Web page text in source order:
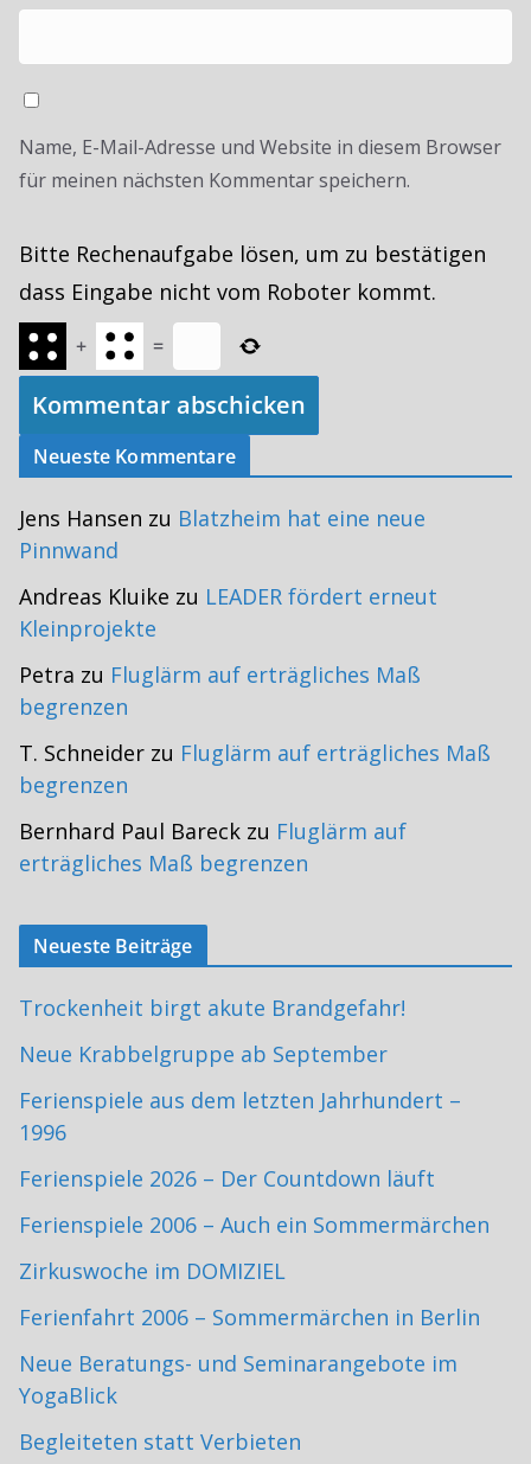
Name, E-Mail-Adresse und Website in diesem Browser
für meinen nächsten Kommentar speichern.
Bitte Rechenaufgabe lösen, um zu bestätigen
dass Eingabe nicht vom Roboter kommt.
+ =
Neueste Kommentare
Jens Hansen zu Blatzheim hat eine neue
Pinnwand
Andreas Kluike zu LEADER fördert erneut
Kleinprojekte
Petra zu Fluglärm auf erträgliches Maß
begrenzen
T. Schneider zu Fluglärm auf erträgliches Maß
begrenzen
Bernhard Paul Bareck zu Fluglärm auf
erträgliches Maß begrenzen
Neueste Beiträge
Trockenheit birgt akute Brandgefahr!
Neue Krabbelgruppe ab September
Ferienspiele aus dem letzten Jahrhundert –
1996
Ferienspiele 2026 – Der Countdown läuft
Ferienspiele 2006 – Auch ein Sommermärchen
Zirkuswoche im DOMIZIEL
Ferienfahrt 2006 – Sommermärchen in Berlin
Neue Beratungs- und Seminarangebote im
YogaBlick
Begleiteten statt Verbieten